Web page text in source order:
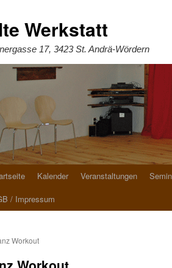
Werkstatt
17, 3423 St. Andrä-Wördern
Kalender Veranstaltungen
/ Impressum
Workout